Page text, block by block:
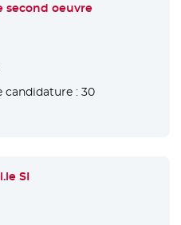
second oeuvre
candidature : 30
SI